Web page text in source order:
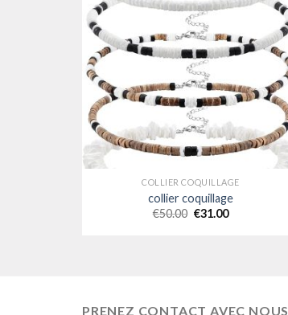
COLLIER COQUILLAGE
collier coquillage
€50.00 €31.00
PRENEZ CONTACT AVEC NOUS